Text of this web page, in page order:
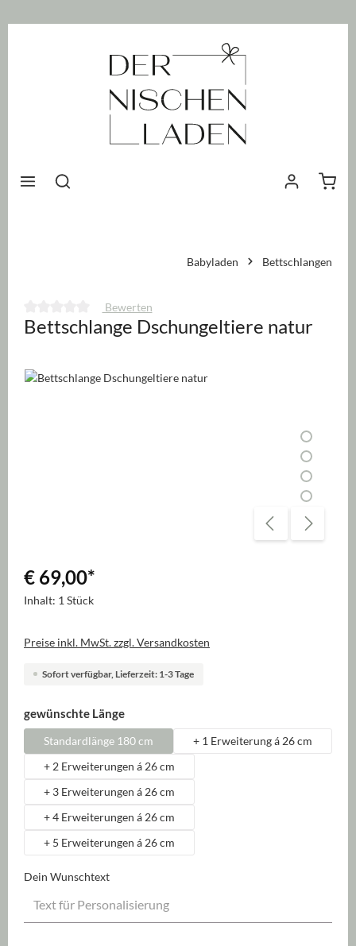
Babyladen Bettschlangen
Durchschnittliche Bewertung von 0 von 5 Sternen
Bewerten
Bettschlange Dschungeltiere natur
Bildergalerie überspringen
€ 69,00*
Inhalt: 1 Stück
Preise inkl. MwSt. zzgl. Versandkosten
Sofort verfügbar, Lieferzeit: 1-3 Tage
gewünschte Längeauswählen
Standardlänge 180 cm
+ 1 Erweiterung á 26 cm
+ 2 Erweiterungen á 26 cm
+ 3 Erweiterungen á 26 cm
+ 4 Erweiterungen á 26 cm
+ 5 Erweiterungen á 26 cm
Dein Wunschtext